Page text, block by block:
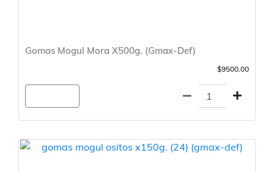
Gomas Mogul Mora X500g. (Gmax-Def)
$9500.00